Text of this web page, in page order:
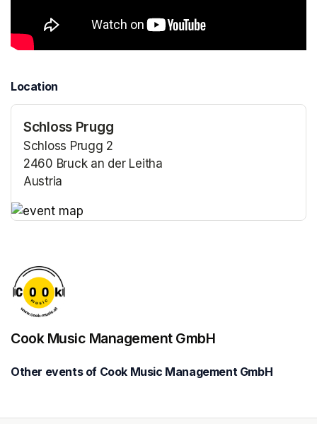
Location
Schloss Prugg
Schloss Prugg 2
2460 Bruck an der Leitha
Austria
Cook Music Management GmbH
Other events of Cook Music Management GmbH